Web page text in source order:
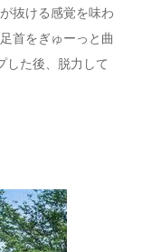
抜ける感覚を味わ
首をぎゅーっと曲
した後、脱力して